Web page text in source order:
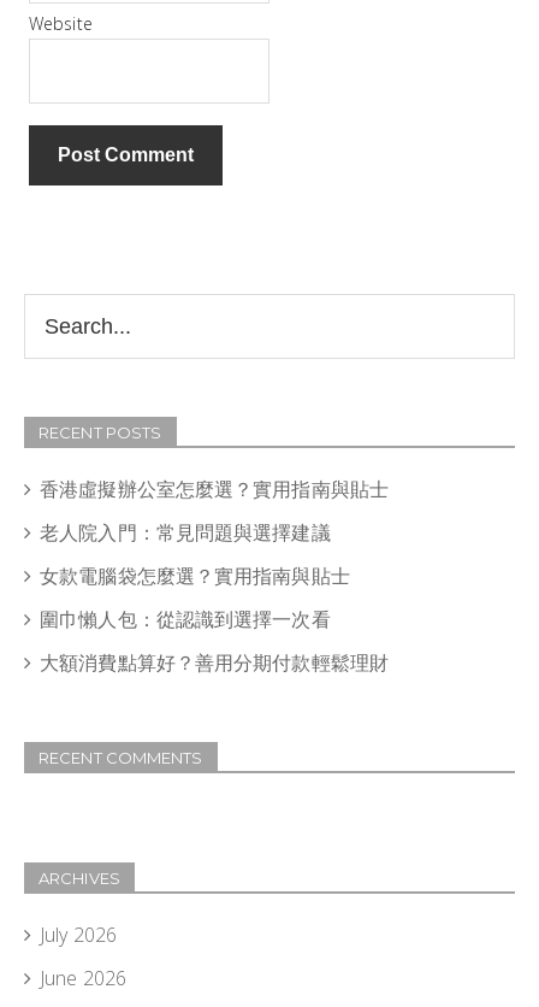
Website
RECENT POSTS
香港虛擬辦公室怎麼選？實用指南與貼士
老人院入門：常見問題與選擇建議
女款電腦袋怎麼選？實用指南與貼士
圍巾懶人包：從認識到選擇一次看
大額消費點算好？善用分期付款輕鬆理財
RECENT COMMENTS
ARCHIVES
July 2026
June 2026